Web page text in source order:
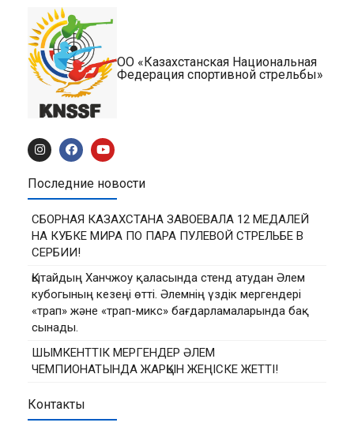
ОО «Казахстанская Национальная
Федерация спортивной стрельбы»
Последние новости
СБОРНАЯ КАЗАХСТАНА ЗАВОЕВАЛА 12 МЕДАЛЕЙ
НА КУБКЕ МИРА ПО ПАРА ПУЛЕВОЙ СТРЕЛЬБЕ В
СЕРБИИ!
Қытайдың Ханчжоу қаласында стенд атудан Әлем
кубогының кезеңі өтті. Әлемнің үздік мергендері
«трап» және «трап-микс» бағдарламаларында бақ
сынады.
ШЫМКЕНТТІК МЕРГЕНДЕР ӘЛЕМ
ЧЕМПИОНАТЫНДА ЖАРҚЫН ЖЕҢІСКЕ ЖЕТТІ!
Контакты